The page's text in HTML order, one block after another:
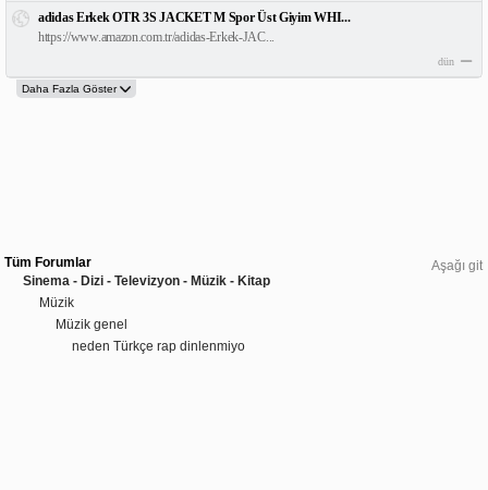
adidas Erkek OTR 3S JACKET M Spor Üst Giyim WHI...
https://www.amazon.com.tr/adidas-Erkek-JAC...
dün
Aşağı git
Tüm Forumlar
Sinema - Dizi - Televizyon - Müzik - Kitap
Müzik
Müzik genel
neden Türkçe rap dinlenmiyo